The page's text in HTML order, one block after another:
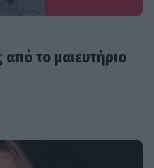
το μαιευτήριο